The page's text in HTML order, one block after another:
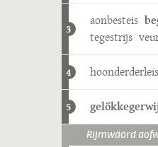
3
aonbesteis
tegestrijs
4 hoonderderleis
5
Rijmwäörd